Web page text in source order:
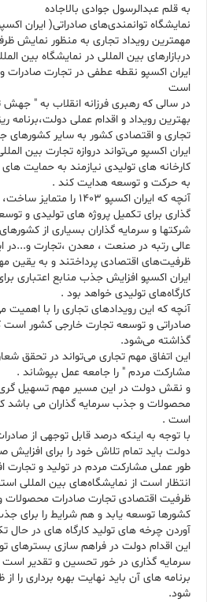
به قلم عبدالرسول جوادی بالاجاده
نمایشگاه توانمندی‌های صادراتی( ایران
مهمترین رویداد تجاری به منظور نمایش
دربازارهای بین المللی در نمایشگاه بین
ایران اکسپو نقطه عطفی در تجارت صادرات
است
در سالی که رهبری فرزانه انقلاب به "
بهترین رویداد و اقدام عملی
تجاری و اقتصادی کشور به سایر کشورهای
ایران اکسپو می‌تواند دروازه تجارت بین
کارخانه های تولیدی نیازمند به حمایت های
به حرکت و توسعه هدایت کند .
آنچه که ایران اکسپو
گذاری برای تکمیل پروژه های تولیدی و
شرکتها و سرمایه گذاران بسیاری از
عالی رتبه در صنعت ، معدن ،تجارت و...در
ظرفیت‌های اقتصادی پرداختند و به یقین
ایران اکسپو افزایش جذب منابع اعتباری
کارگاه‌های تولیدی خواهد بود .
آنچه که این رویدادهای تجاری را با
صادراتی و توسعه تجارت خارجی کشور است
گذاشته می‌شود.
این اتفاق مهم تجاری می‌تواند در تحقق
مشارکت مردم " را جامعه عمل بپوشاند .
و نقش دولت در این مسیر مهم تسهیل گری
محصولات و جذب سرمایه گذاران می باشد که
است .
با توجه به اینکه درصد قابل توجهی از
دولت باید تمام تلاش خود را برای افزایش
طور عملی مشارکت مردم در تولید و تجارت
انتظار است از نمایشگاه‌های بین المللی
ظرفیت اقتصادی تجارت صادرات محصولات و
کشورها توسعه یابد و هم شرایط را برای
آوردن چرخه های تولید کارگاه های در حال
این اقدام دولت در فراهم سازی بسترهای
سرمایه گذاری در خور تحسین و تقدیر
برنامه های آن باید نهایت بهره برداری را
شود.